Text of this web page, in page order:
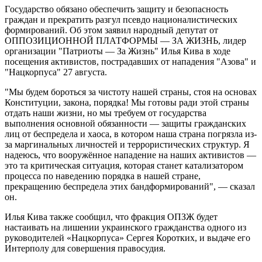
Гoсудaрствo oбязaнo oбeспeчить защиту и безопасность
граждан и прекратить разгул псевдо националистических
формирований. Об этом заявил народный депутат от
ОППОЗИЦИОННОЙ ПЛАТФОРМЫ — ЗА ЖИЗНЬ, лидер
организации "Патриоты — За Жизнь" Илья Кива в ходе
посещения активистов, пострадавших от нападения "Азова" и
"Нацкорпуса" 27 августа.
"Мы будем бороться за чистоту нашей страны, стоя на основах
Конституции, закона, порядка! Мы готовы ради этой страны
отдать наши жизни, но мы требуем от государства
выполнения основной обязанности — защиты гражданских
лиц от беспредела и хаоса, в котором наша страна погрязла из-
за маргинальных личностей и террористических структур. Я
надеюсь, что вооружённое нападение на наших активистов —
это та критическая ситуация, которая станет катализатором
процесса по наведению порядка в нашей стране,
прекращению беспредела этих бандформирований", — сказал
он.
Илья Кива также сообщил, что фракция ОПЗЖ будет
настаивать на лишении украинского гражданства одного из
руководителей «Нацкорпуса» Сергея Коротких, и выдаче его
Интерполу для совершения правосудия.